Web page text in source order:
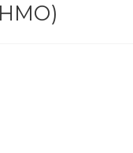
НМО)